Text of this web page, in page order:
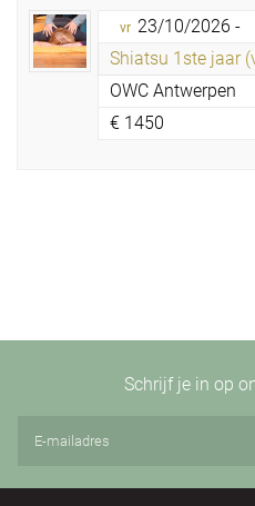
vr 23/10/2026 -
Shiatsu 1ste jaar
OWC Antwerpen
€ 1450
Schrijf je in op